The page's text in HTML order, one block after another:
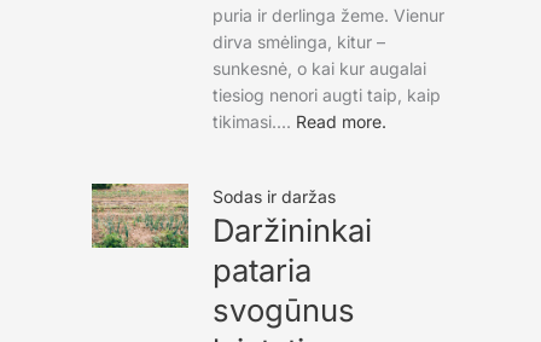
puria ir derlinga žeme. Vienur
dirva smėlinga, kitur –
sunkesnė, o kai kur augalai
tiesiog nenori augti taip, kaip
tikimasi.... Read more.
Sodas ir daržas
Daržininkai
pataria
svogūnus